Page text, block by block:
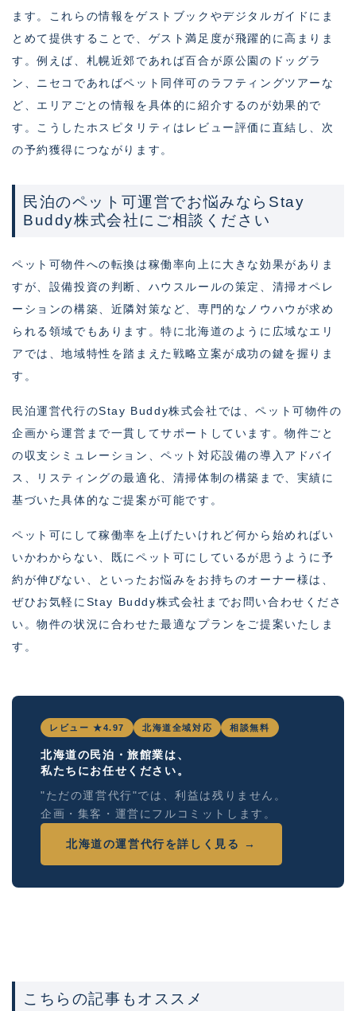
ます。これらの情報をゲストブックやデジタルガイドにま
とめて提供することで、ゲスト満足度が飛躍的に高まりま
す。例えば、札幌近郊であれば百合が原公園のドッグラ
ン、ニセコであればペット同伴可のラフティングツアーな
ど、エリアごとの情報を具体的に紹介するのが効果的で
す。こうしたホスピタリティはレビュー評価に直結し、次
の予約獲得につながります。
民泊のペット可運営でお悩みならStay
Buddy株式会社にご相談ください
ペット可物件への転換は稼働率向上に大きな効果がありま
すが、設備投資の判断、ハウスルールの策定、清掃オペレ
ーションの構築、近隣対策など、専門的なノウハウが求め
られる領域でもあります。特に北海道のように広域なエリ
アでは、地域特性を踏まえた戦略立案が成功の鍵を握りま
す。
民泊運営代行のStay Buddy株式会社では、ペット可物件の
企画から運営まで一貫してサポートしています。物件ごと
の収支シミュレーション、ペット対応設備の導入アドバイ
ス、リスティングの最適化、清掃体制の構築まで、実績に
基づいた具体的なご提案が可能です。
ペット可にして稼働率を上げたいけれど何から始めればい
いかわからない、既にペット可にしているが思うように予
約が伸びない、といったお悩みをお持ちのオーナー様は、
ぜひお気軽にStay Buddy株式会社までお問い合わせくださ
い。物件の状況に合わせた最適なプランをご提案いたしま
す。
レビュー ★4.97 北海道全域対応 相談無料
北海道の民泊・旅館業は、
私たちにお任せください。
"ただの運営代行"では、利益は残りません。
企画・集客・運営にフルコミットします。
北海道の運営代行を詳しく見る →
こちらの記事もオススメ